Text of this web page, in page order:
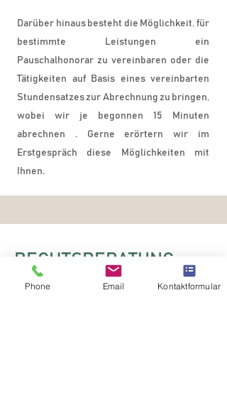
Darüber hinaus besteht die Möglichkeit, für
bestimmte Leistungen ein
Pauschalhonorar zu vereinbaren oder die
Tätigkeiten auf Basis eines vereinbarten
Stundensatzes zur Abrechnung zu bringen,
wobei wir je begonnen 15 Minuten
abrechnen . Gerne erörtern wir im
Erstgespräch diese Möglichkeiten mit
Ihnen.
RECHTSBERATUNG
Eine fundierte Rechtsberatung setzt das
Phone Email Kontaktformular